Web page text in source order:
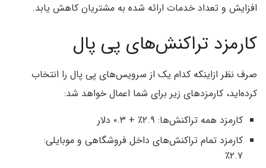
افزایش و تعداد خدمات ارائه شده به مشتریان کاهش یابد.
کارمزد تراکنش‌های پی پال
صرف نظر از‌اینکه کدام یک از سرویس‌های پی پال را انتخاب
کرده‌اید، کارمزدهای زیر برای شما اعمال خواهد شد:
کارمزد همه تراکنش‌ها: ۲.۹٪ + ۰.۳ دلار
کارمزد تمام تراکنش‌های داخل فروشگاهی و موبایلی:
۲.۷٪